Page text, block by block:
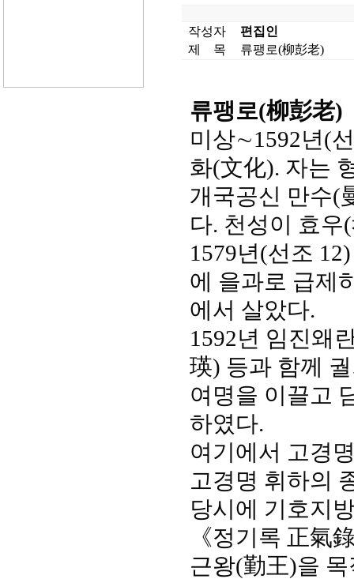
작성자
편집인
제 목
류팽로(柳彭老)
류팽로(柳彭老)
미상∼1592년(
화(文化). 자는
개국공신 만수(
다. 천성이 효우
1579년(선조
에 을과로 급제
에서 살았다.
1592년 임진왜
瑛) 등과 함께
여명을 이끌고
하였다.
여기에서 고경
고경명 휘하의
당시에 기호지
《정기록 正氣
근왕(勤王)을